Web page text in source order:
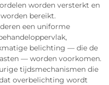
worden versterkt en
bereikt.
een uniforme
belichting — die de
— worden voorkomen.
tijdsmechanismen die
overbelichting wordt